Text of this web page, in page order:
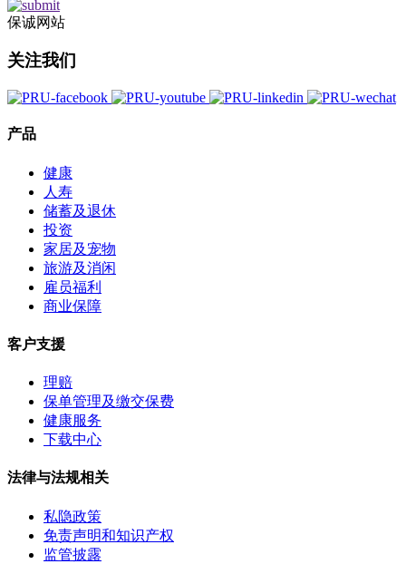
保诚网站
关注我们
产品
健康
人寿
储蓄及退休
投资
家居及宠物
旅游及消闲
雇员福利
商业保障
客户支援
理赔
保单管理及缴交保费
健康服务
下载中心
法律与法规相关
私隐政策
免责声明和知识产权
监管披露